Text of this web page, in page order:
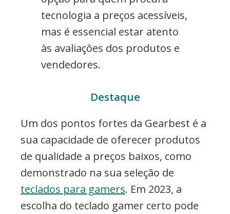
tecnologia a preços acessíveis,
mas é essencial estar atento
às avaliações dos produtos e
vendedores.
Destaque
Um dos pontos fortes da Gearbest é a
sua capacidade de oferecer produtos
de qualidade a preços baixos, como
demonstrado na sua seleção de
teclados para gamers. Em 2023, a
escolha do teclado gamer certo pode